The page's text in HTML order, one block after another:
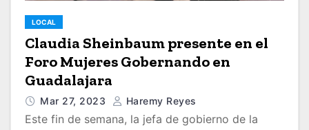
LOCAL
Claudia Sheinbaum presente en el
Foro Mujeres Gobernando en
Guadalajara
Mar 27, 2023 Haremy Reyes
Este fin de semana, la jefa de gobierno de la